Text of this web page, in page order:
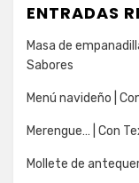
ENTRADAS
Masa de
Sabores
Menú navideño |
Merengue… | Con
Mollete de